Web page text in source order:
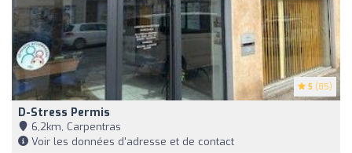
5 (85)
D-Stress Permis
6,2km, Carpentras
Voir les données d'adresse et de contact